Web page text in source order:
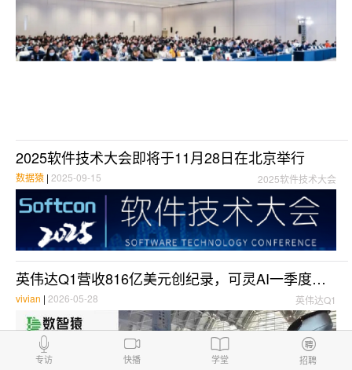
2025软件技术大会即将于11月28日在北京举行
2025软件技术大会
数据猿 | 2025-09-15
英伟达Q1营收816亿美元创纪录，可灵AI一季度营收同比增长超300%，高通传获字节跳动数百万颗AI芯片大单 | 每日大事件
英伟达Q1
vivian | 2026-05-28
专访 快播 学堂 招聘